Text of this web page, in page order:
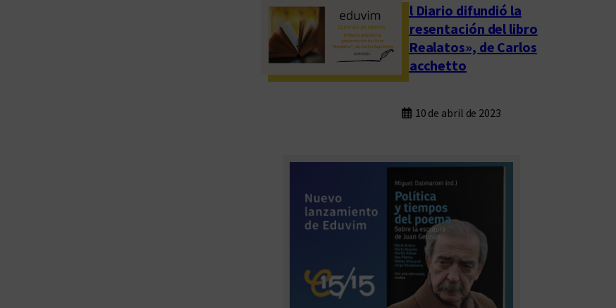
El Diario difundió la
presentación del libro
«Realatos», de Carlos
Sacchetto
10 de abril de 2023